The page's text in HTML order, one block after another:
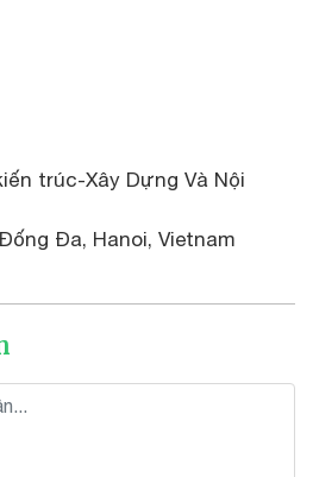
trúc-Xây Dựng Và Nội
Đa, Hanoi, Vietnam